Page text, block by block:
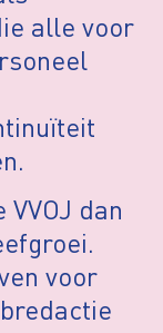
alle voor
dan
voor